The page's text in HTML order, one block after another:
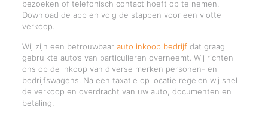
bezoeken of telefonisch contact hoeft op te nemen.
Download de app en volg de stappen voor een vlotte
verkoop.
Wij zijn een betrouwbaar auto inkoop bedrijfdat graag
gebruikte auto’s van particulieren overneemt. Wij richten
ons op de inkoop van diverse merken personen- en
bedrijfswagens. Na een taxatie op locatie regelen wij snel
de verkoop en overdracht van uw auto, documenten en
betaling.